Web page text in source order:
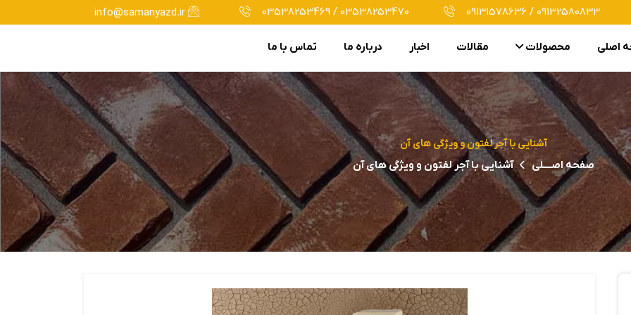
info@samanyazd.ir 03538253469 / 03538253470 09131578636 / 09132580833
اصلی محصولات مقالات اخبار درباره ما تماس با ما
آشنایی با آجر لفتون و ویژگی های آن
صفحه اصــــلی آشنایی با آجر لفتون و ویژگی های آن